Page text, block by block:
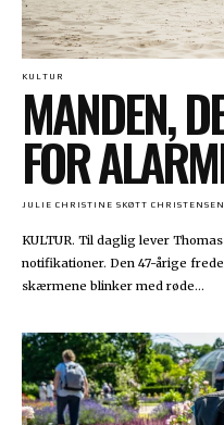
KULTUR
MANDEN,
FOR
JULIE CHRISTINE SKØTT CHRISTENSEN
KULTUR. Til daglig lever
notifikationer. Den 47-årige
skærmene blinker med røde...